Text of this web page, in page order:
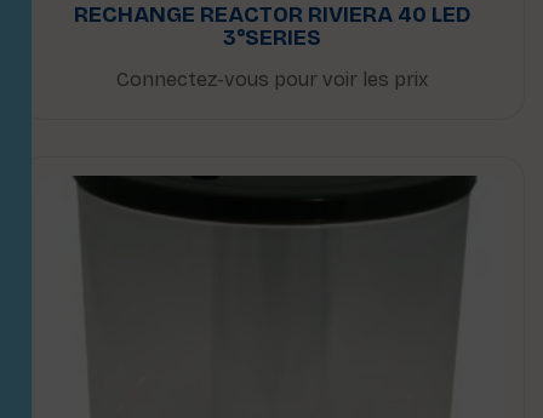
RECHANGE REACTOR RIVIERA 40 LED
3°SERIES
Connectez-vous pour voir les prix